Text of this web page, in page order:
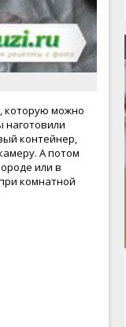
которую можно
наготовили
контейнер,
А потом
или в
комнатной